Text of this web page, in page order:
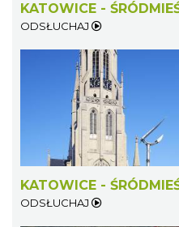
KATOWICE -
ODSŁUCHAJ
KATOWICE -
ODSŁUCHAJ